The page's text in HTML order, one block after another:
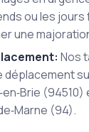
ou les
une
Nos
déplacement
(94).